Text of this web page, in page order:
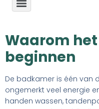
Waarom
beginnen
De badkamer is één van
ongemerkt veel energie
handen wassen,